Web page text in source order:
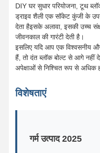
ट्रैक जूता बोल्ट
DIY घर सुधार परियोजना, टूथ
ड्राइव शैली एक सॉकेट कुंजी के
देता हैइसके अलावा, इसकी उच्च
जीवनकाल की गारंटी देती है।
इसलिए यदि आप एक विश्वसनीय
हैं, तो दंत ब्लॉक बोल्ट से आगे
अपेक्षाओं से निश्चित रूप से अधिक
विशेषताएं
गर्म उत्पाद 2025